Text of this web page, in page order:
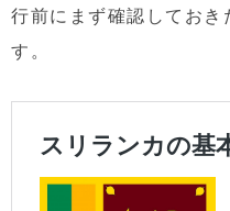
行前にまず確認しておき
す。